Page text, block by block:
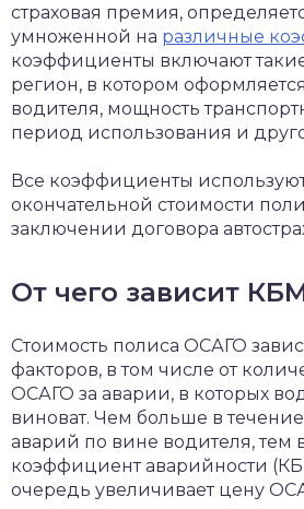
страховая премия,
умноженной на различные
коэффициенты включают
регион, в котором
водителя, мощность
период использования и
Все коэффициенты
окончательной стоимости
заключении договора
От чего зависит
Стоимость полиса ОСАГО
факторов, в том числе от
ОСАГО за аварии, в которых
виноват. Чем больше в
аварий по вине водителя, тем
коэффициент аварийности
очередь увеличивает цену